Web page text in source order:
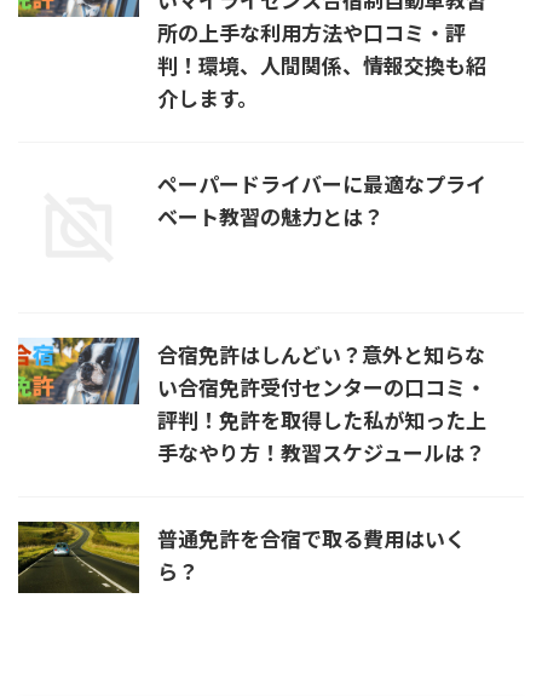
所の上手な利用方法や口コミ・評
判！環境、人間関係、情報交換も紹
介します。
ペーパードライバーに最適なプライ
ベート教習の魅力とは？
合宿免許はしんどい？意外と知らな
い合宿免許受付センターの口コミ・
評判！免許を取得した私が知った上
手なやり方！教習スケジュールは？
普通免許を合宿で取る費用はいく
ら？